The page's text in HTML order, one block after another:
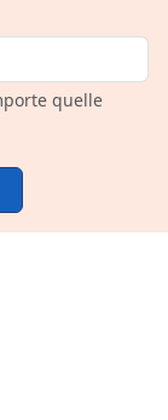
quelle